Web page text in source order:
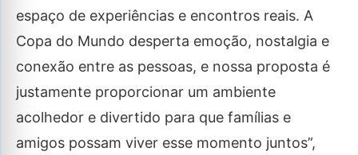
espaço de experiências e encontros reais. A
Copa do Mundo desperta emoção, nostalgia e
conexão entre as pessoas, e nossa proposta é
justamente proporcionar um ambiente
acolhedor e divertido para que famílias e
amigos possam viver esse momento juntos”,